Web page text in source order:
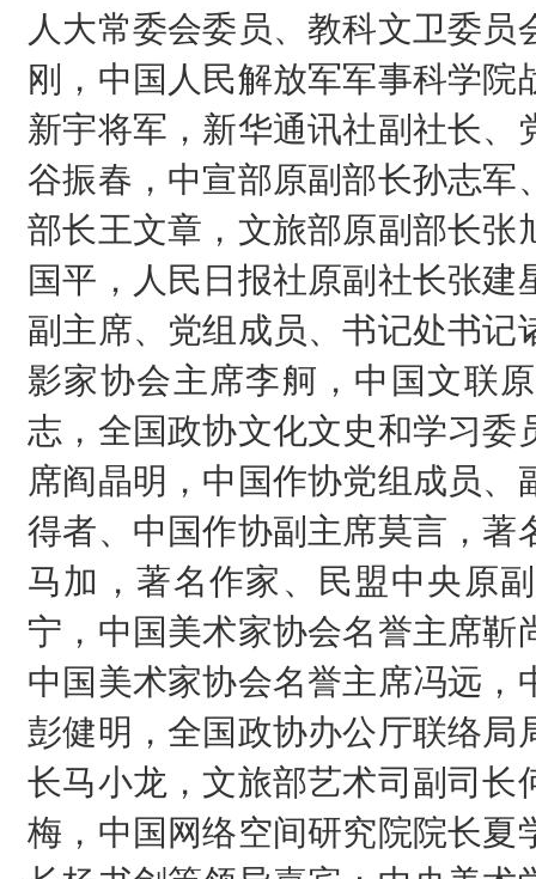
人大常委会委员、教科文卫委
刚，中国人民解放军军事科学
新宇将军，新华通讯社副社长
谷振春，中宣部原副部长孙志
部长王文章，文旅部原副部长张
国平，人民日报社原副社长张
副主席、党组成员、书记处书
影家协会主席李舸，中国文联
志，全国政协文化文史和学习
席阎晶明，中国作协党组成员
得者、中国作协副主席莫言，著
马加，著名作家、民盟中央原
宁，中国美术家协会名誉主席
中国美术家协会名誉主席冯远
彭健明，全国政协办公厅联络局
长马小龙，文旅部艺术司副司长
梅，中国网络空间研究院院长夏